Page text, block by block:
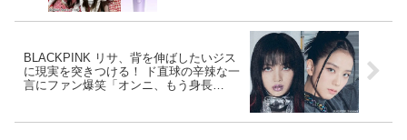
BLACKPINK リサ、背を伸ばしたいジス
に現実を突きつける！ ド直球の辛辣な一
言にファン爆笑「オンニ、もう身長